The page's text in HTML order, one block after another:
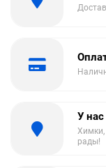
У нас
Химки,
рады!